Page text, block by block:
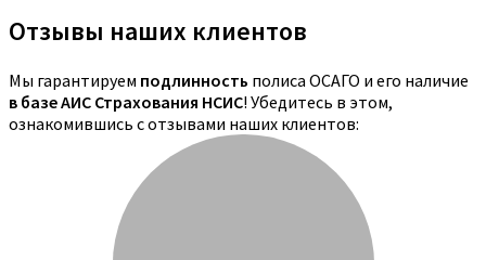
Отзывы наших клиентов
Мы гарантируем подлинность полиса ОСАГО и его наличие
в базе АИС Страхования НСИС! Убедитесь в этом,
ознакомившись с отзывами наших клиентов: